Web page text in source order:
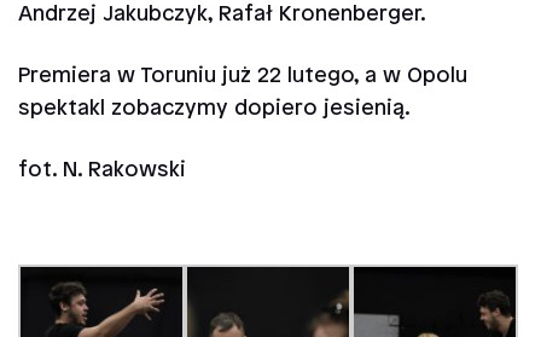
Andrzej Jakubczyk, Rafał Kronenberger.
Premiera w Toruniu już 22 lutego, a w Opolu
spektakl zobaczymy dopiero jesienią.
fot. N. Rakowski